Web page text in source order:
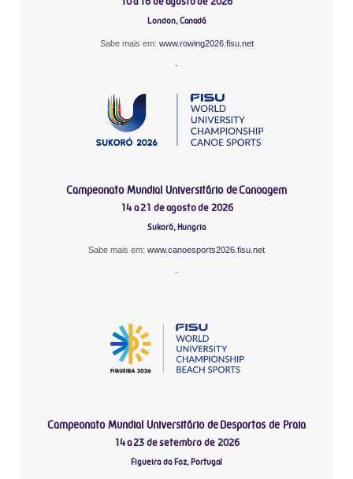
London, Canadá
Sabe mais em: www.rowing2026.fisu.net
-
Campeonato Mundial Universitário de Canoagem
14 a 21 de agosto de 2026
Sukoró, Hungria
Sabe mais em: www.canoesports2026.fisu.net
-
Campeonato Mundial Universitário de Desportos de Praia
14 a 23 de setembro de 2026
Figueira da Foz, Portugal